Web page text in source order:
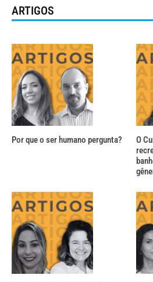
ARTIGOS
Por que o ser humano pergunta?
O